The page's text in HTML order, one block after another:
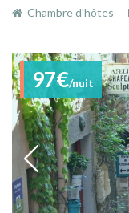
Chambre d'hôtes
97€/nuit